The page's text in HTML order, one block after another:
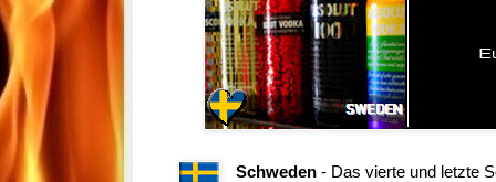
Schweden - Das vierte und letzte